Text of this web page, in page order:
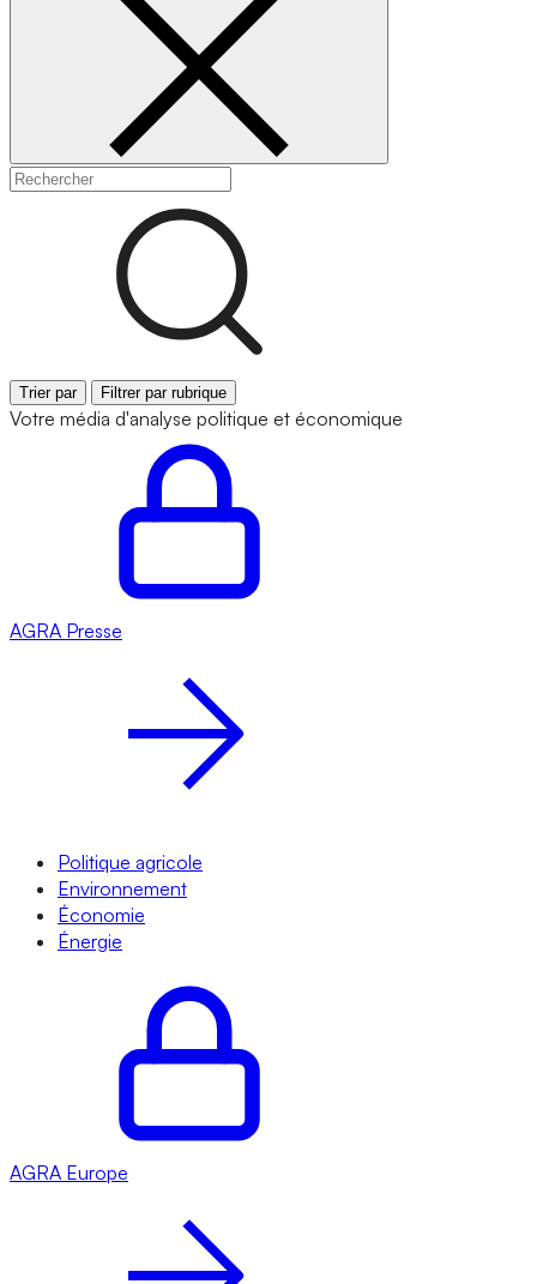
Trier par Filtrer par rubrique
Votre média d'analyse politique et économique
AGRA Presse
Politique agricole
Environnement
Économie
Énergie
AGRA Europe